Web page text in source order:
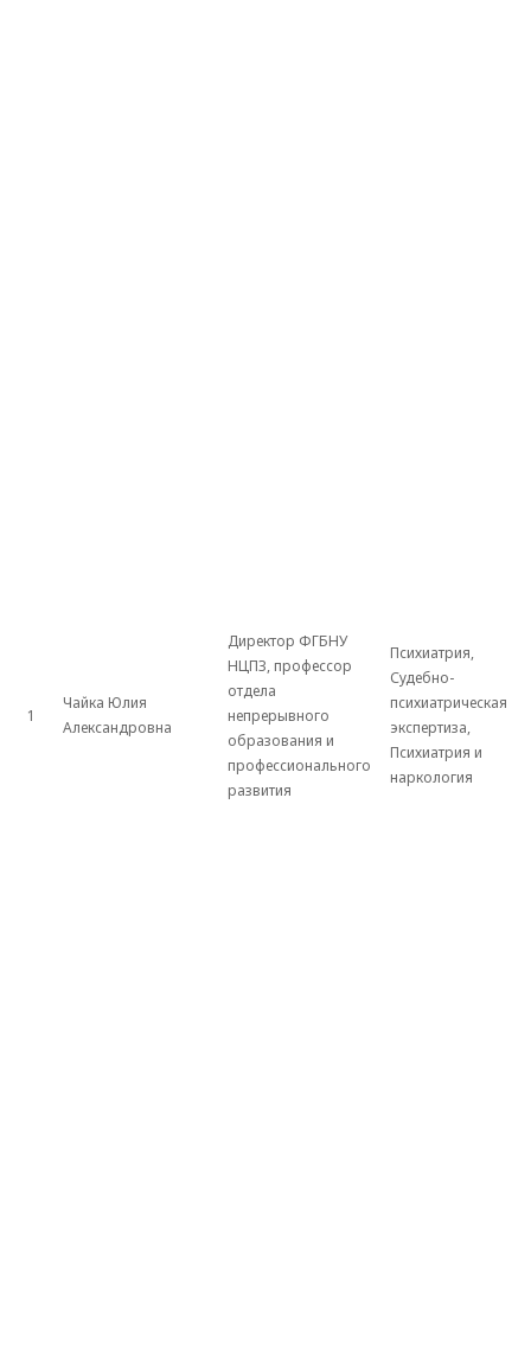
1
Чайка Юлия
Александровна
Директор ФГБНУ
НЦПЗ, профессор
отдела
непрерывного
образования и
профессионального
развития
Психиатрия,
Судебно-
психиатрическая
экспертиза,
Психиатрия и
наркология